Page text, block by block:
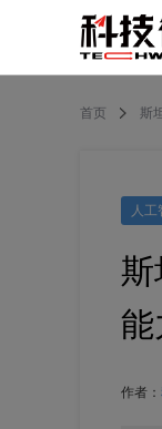
首页 斯
人工
斯
能
作者：